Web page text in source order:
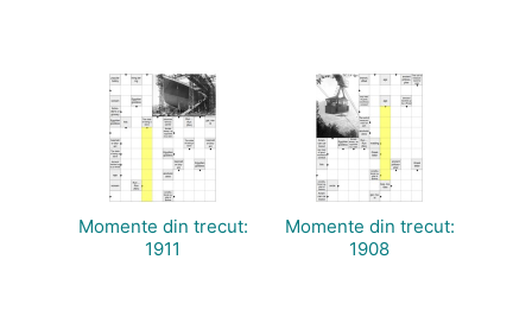
Momente din trecut:
1911
Momente din trecut:
1908